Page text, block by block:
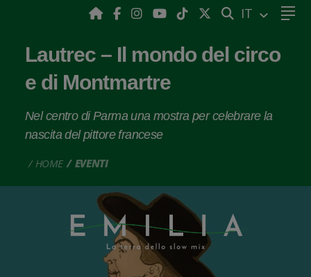
CERCA
IT
Lautrec – Il mondo del circo
e di Montmartre
Nel centro di Parma una mostra per celebrare la
nascita del pittore francese
HOME EVENTI